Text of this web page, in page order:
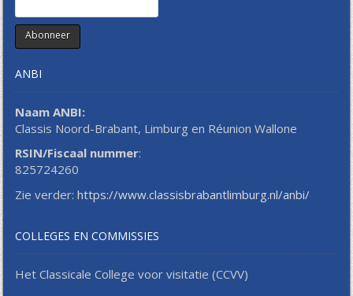
ANBI
Naam ANBI:
Classis Noord-Brabant, Limburg en Réunion Wallone
RSIN/Fiscaal nummer:
825724260
Zie verder:https://www.classisbrabantlimburg.nl/anbi/
COLLEGES EN COMMISSIES
Het Classicale College voor visitatie (CCVV)